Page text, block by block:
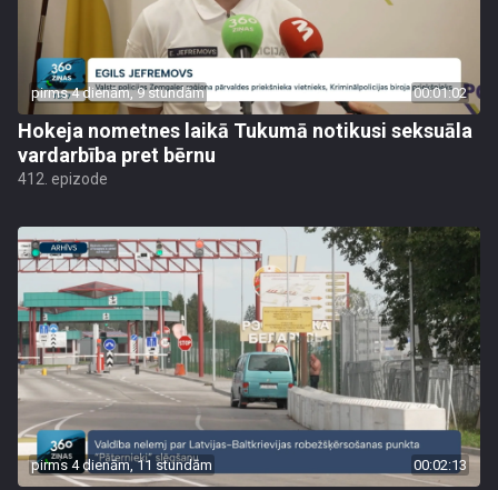
pirms 4 dienām, 9 stundām 00:01:02
Hokeja nometnes laikā Tukumā notikusi seksuāla
vardarbība pret bērnu
412. epizode
pirms 4 dienām, 11 stundām 00:02:13